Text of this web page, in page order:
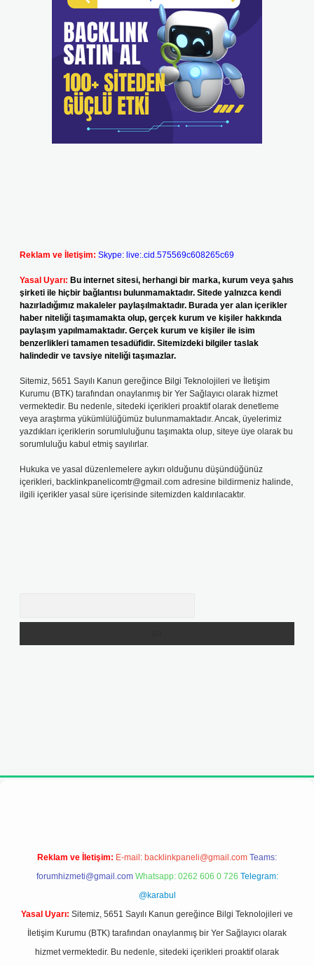
Reklam ve İletişim: Skype: live:.cid.575569c608265c69
Yasal Uyarı: Bu internet sitesi, herhangi bir marka, kurum veya şahıs
şirketi ile hiçbir bağlantısı bulunmamaktadır. Sitede yalnızca kendi
hazırladığımız makaleler paylaşılmaktadır. Burada yer alan içerikler
haber niteliği taşımamakta olup, gerçek kurum ve kişiler hakkında
paylaşım yapılmamaktadır. Gerçek kurum ve kişiler ile isim
benzerlikleri tamamen tesadüfidir. Sitemizdeki bilgiler taslak
halindedir ve tavsiye niteliği taşımazlar.
Sitemiz, 5651 Sayılı Kanun gereğince Bilgi Teknolojileri ve İletişim
Kurumu (BTK) tarafından onaylanmış bir Yer Sağlayıcı olarak hizmet
vermektedir. Bu nedenle, sitedeki içerikleri proaktif olarak denetleme
veya araştırma yükümlülüğümüz bulunmamaktadır. Ancak, üyelerimiz
yazdıkları içeriklerin sorumluluğunu taşımakta olup, siteye üye olarak bu
sorumluluğu kabul etmiş sayılırlar.
Hukuka ve yasal düzenlemelere aykırı olduğunu düşündüğünüz
içerikleri, backlinkpanelicomtr@gmail.com adresine bildirmeniz halinde,
ilgili içerikler yasal süre içerisinde sitemizden kaldırılacaktır.
Reklam ve İletişim: E-mail: backlinkpaneli@gmail.com Teams:
forumhizmeti@gmail.com Whatsapp: 0262 606 0 726 Telegram:
@karabul
Yasal Uyarı: Sitemiz, 5651 Sayılı Kanun gereğince Bilgi Teknolojileri ve
İletişim Kurumu (BTK) tarafından onaylanmış bir Yer Sağlayıcı olarak
hizmet vermektedir. Bu nedenle, sitedeki içerikleri proaktif olarak